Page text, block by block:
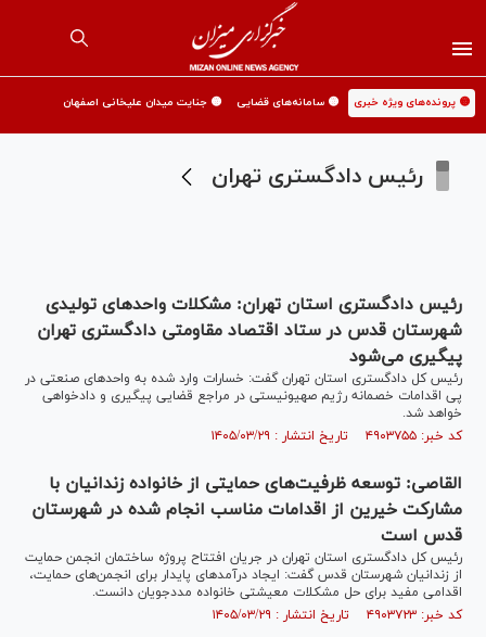
🟡 پرونده‌های ویژه خبری 🟡 سامانه‌های قضایی 🟡 جنایت میدان علیخانی اصفهان
رئیس دادگستری تهران
رئیس دادگستری استان تهران: مشکلات واحد‌های تولیدی
شهرستان قدس در ستاد اقتصاد مقاومتی دادگستری تهران
پیگیری می‌شود
رئیس کل دادگستری استان تهران گفت: خسارات وارد شده به واحد‌های صنعتی در
پی اقدامات خصمانه رژیم صهیونیستی در مراجع قضایی پیگیری و دادخواهی
خواهد شد.
کد خبر: ۴۹۰۳۷۵۵ تاریخ انتشار : ۱۴۰۵/۰۳/۲۹
القاصی: توسعه ظرفیت‌های حمایتی از خانواده زندانیان با
مشارکت خیرین از اقدامات مناسب انجام شده در شهرستان
قدس است
رئیس کل دادگستری استان تهران در جریان افتتاح پروژه ساختمان انجمن حمایت
از زندانیان شهرستان قدس گفت: ایجاد درآمد‌های پایدار برای انجمن‌های حمایت،
اقدامی مفید برای حل مشکلات معیشتی خانواده مددجویان دانست.
کد خبر: ۴۹۰۳۷۲۳ تاریخ انتشار : ۱۴۰۵/۰۳/۲۹